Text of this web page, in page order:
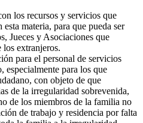
los recursos y servicios que
materia, para que pueda ser
Jueces y Asociaciones que
los extranjeros.
para el personal de servicios
especialmente para los que
con objeto de que
de la irregularidad sobrevenida,
de los miembros de la familia no
de trabajo y residencia por falta